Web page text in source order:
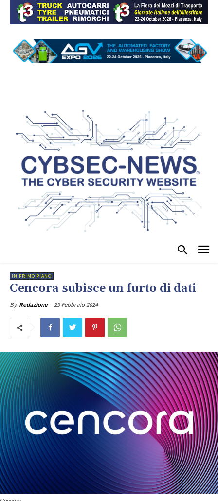
IN PRIMO PIANO
Cencora subisce un furto di dati
By Redazione 29 Febbraio 2024